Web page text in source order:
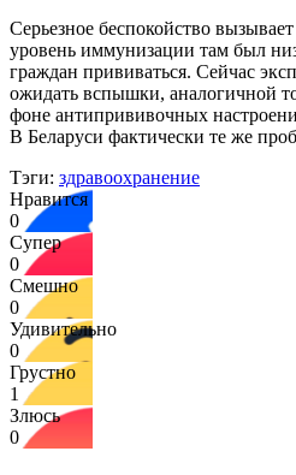
Серьезное беспокойство
уровень иммунизации там был
граждан прививаться. Сейчас
ожидать вспышки, аналогичной
фоне антипрививочных
В Беларуси фактически те же
Тэги: здравоохранение
Нравится
0
Супер
0
Смешно
0
Удивительно
0
Грустно
1
Злюсь
0